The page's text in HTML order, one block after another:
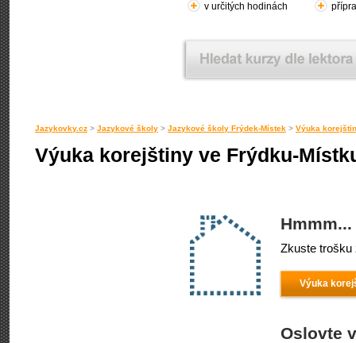
v určitých hodinách
Jazykovky.cz > Jazykové školy > Jazykové školy Frýdek-Místek > Výuka
Výuka korejštiny ve Frýdku-
Zkuste trošku
Výuka
Oslovte